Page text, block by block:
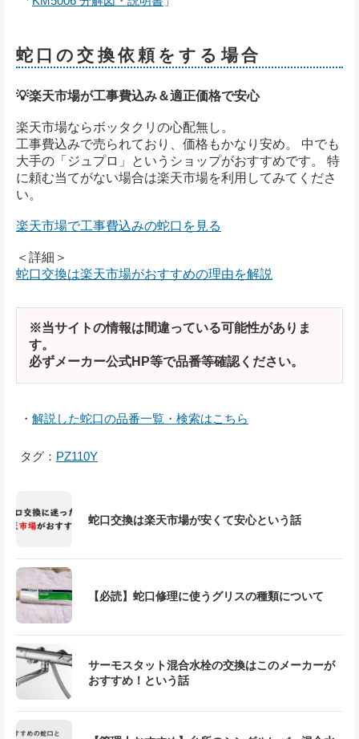
蛇口の交換依頼をする場合
💡楽天市場が工事費込み＆適正価格で安心
楽天市場ならボッタクリの心配無し。
工事費込みで売られており、価格もかなり安め。 中でも
大手の「ジュプロ」というショップがおすすめです。 特
に頼む当てがない場合は楽天市場を利用してみてくださ
い。
楽天市場で工事費込みの蛇口を見る
＜詳細＞
蛇口交換は楽天市場がおすすめの理由を解説
※当サイトの情報は間違っている可能性がありま
す。
必ずメーカー公式HP等で品番等確認ください。
・ 解説した蛇口の品番一覧・検索はこちら
タグ： PZ110Y
蛇口交換は楽天市場が安くて安心という話
【必読】蛇口修理に使うグリスの種類について
サーモスタット混合水栓の交換はこのメーカーが
おすすめ！という話